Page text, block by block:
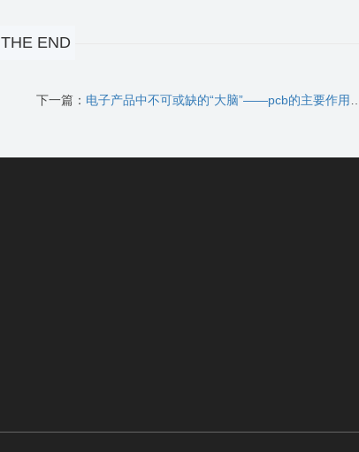
THE END
下一篇： 电子产品中不可或缺的“大脑”——pcb的主要作用有哪些？